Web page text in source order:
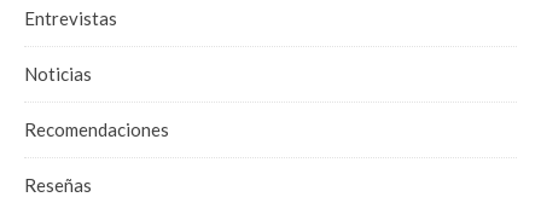
Entrevistas
Noticias
Recomendaciones
Reseñas